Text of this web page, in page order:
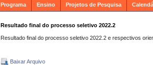
Programa Ensino Projetos de Pesquisa
Resultado final do processo seletivo 2022.2
Resultado final do processo seletivo 2022.2 e respectivos
Baixar Arquivo